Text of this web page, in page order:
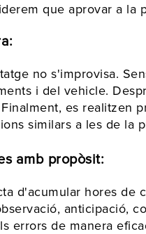
que aprovar a la
no s'improvisa.
i del vehicle.
es realitzen
similars a les de la
amb propòsit:
d'acumular hores de
anticipació,
errors de manera